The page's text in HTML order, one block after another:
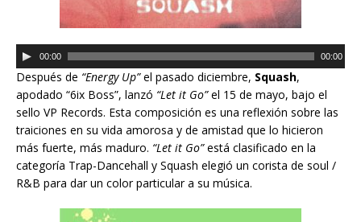
R
e
o
c
00:00 00:00
Después de “Energy Up”el pasado diciembre, Squash,
apodado “6ix Boss”, lanzó “Let it Go”el 15 de mayo, bajo el
sello VP Records. Esta composición es una reflexión sobre las
traiciones en su vida amorosa y de amistad que lo hicieron
más fuerte, más maduro. “Let it Go”está clasificado en la
categoría Trap-Dancehall y Squash elegió un corista de soul /
R&B para dar un color particular a su música.